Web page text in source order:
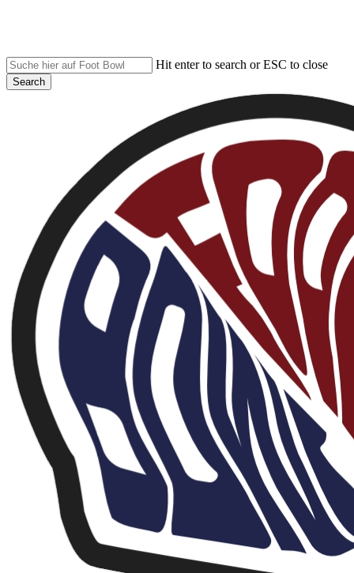
content
Hit enter to search or ESC to close
Search